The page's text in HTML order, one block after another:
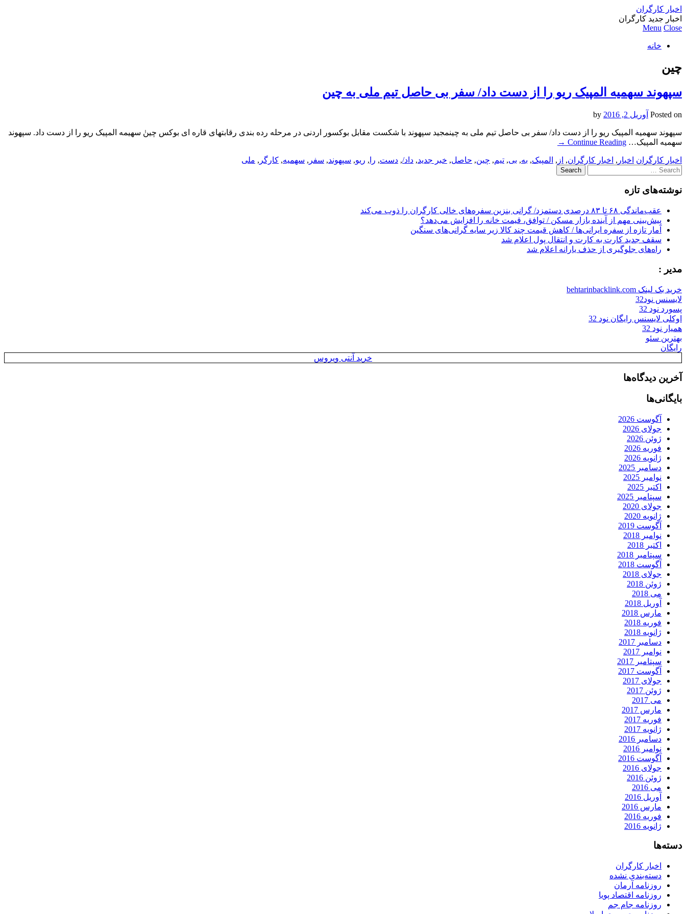
اخبار کارگران
اخبار جدید کارگران
Menu Close
خانه
چین
سپهوند سهمیه المپیک ریو را از دست داد/ سفر بی حاصل تیم ملی به چین
Posted on آوریل 2, 2016
سپهوند سهمیه المپیک ریو را از دست داد/ سفر بی حاصل تیم ملی به چینمجید سپهوند با شکست مقابل بوکسور اردنی در مرحله رده بندی رقابتهای قاره ای بوکس چینٰ سهیمه المپیک ریو را از دست داد. سپهوند
سهمیه المپیک… Continue Reading
→
اخبار کارگران اخبار , اخبار کارگران, از , المپیک, به, بی, تیم, چین, حاصل, خبر جدید, داد/, دست, را , ریو, سپهوند, سفر , سهمیه, کارگر , ملی
Search
for:
نوشته‌های تازه
عقب‌ماندگی ۶۸ تا ۸۳ درصدی دستمزد/ گرانی بنزین سفره‌های خالی کارگران را ذوب می‌کند
پیش‌بینی مهم از آینده بازار مسکن / توافق، قیمت خانه را افزایش می‌دهد؟
آمار تازه از سفره ایرانی‌ها / کاهش قیمت چند کالا زیر سایه گرانی‌های سنگین
سقف جدید کارت به کارت و انتقال پول اعلام شد
راه‌های جلوگیری از حذف یارانه اعلام شد
مدیر :
خرید بک لینک behtarinbacklink.com
لایسنس نود32
پسورد نود 32
اوکلی لایسنس رایگان نود 32
همیار نود 32
بهترین سئو
رایگان
خرید آنتی ویروس
آخرین دیدگاه‌ها
بایگانی‌ها
آگوست 2026
جولای 2026
ژوئن 2026
فوریه 2026
ژانویه 2026
دسامبر 2025
نوامبر 2025
اکتبر 2025
سپتامبر 2025
جولای 2020
ژانویه 2020
آگوست 2019
نوامبر 2018
اکتبر 2018
سپتامبر 2018
آگوست 2018
جولای 2018
ژوئن 2018
می 2018
آوریل 2018
مارس 2018
فوریه 2018
ژانویه 2018
دسامبر 2017
نوامبر 2017
سپتامبر 2017
آگوست 2017
جولای 2017
ژوئن 2017
می 2017
مارس 2017
فوریه 2017
ژانویه 2017
دسامبر 2016
نوامبر 2016
آگوست 2016
جولای 2016
ژوئن 2016
می 2016
آوریل 2016
مارس 2016
فوریه 2016
ژانویه 2016
دسته‌ها
اخبار کارگران
دسته‌بندی نشده
روزنامه آرمان
روزنامه اقتصاد پویا
روزنامه جام جم